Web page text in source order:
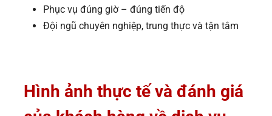
Phục vụ đúng giờ – đúng tiến độ
Đội ngũ chuyên nghiệp, trung thực và tận tâm
Hình ảnh thực tế và đánh giá